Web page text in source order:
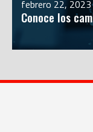
febrero 22, 2023
Conoce los